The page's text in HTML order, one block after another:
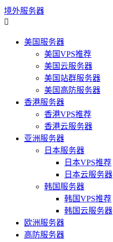
境外服务器

美国服务器
美国VPS推荐
美国云服务器
美国站群服务器
美国高防服务器
香港服务器
香港VPS推荐
香港云服务器
亚洲服务器
日本服务器
日本VPS推荐
日本云服务器
韩国服务器
韩国VPS推荐
韩国云服务器
欧洲服务器
高防服务器